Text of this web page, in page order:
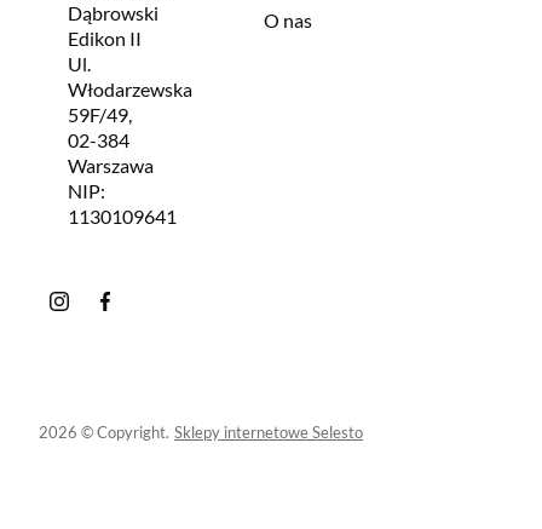
Dąbrowski
Edikon II
Ul.
Włodarzewska
59F/49,
02-384
Warszawa
NIP:
1130109641
O nas
2026 © Copyright. Sklepy internetowe Selesto